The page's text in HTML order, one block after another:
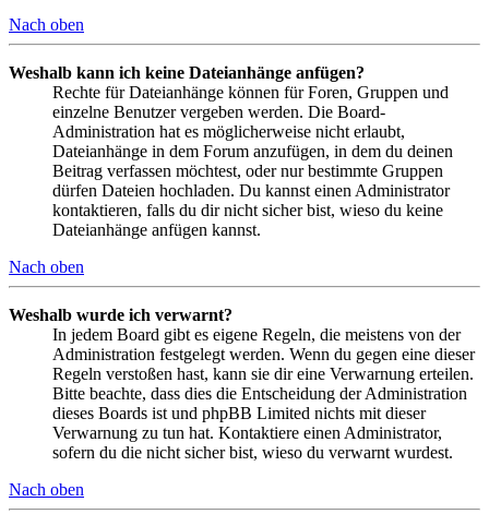
Nach oben
Weshalb kann ich keine Dateianhänge anfügen?
Rechte für Dateianhänge können für Foren, Gruppen und
einzelne Benutzer vergeben werden. Die Board-
Administration hat es möglicherweise nicht erlaubt,
Dateianhänge in dem Forum anzufügen, in dem du deinen
Beitrag verfassen möchtest, oder nur bestimmte Gruppen
dürfen Dateien hochladen. Du kannst einen Administrator
kontaktieren, falls du dir nicht sicher bist, wieso du keine
Dateianhänge anfügen kannst.
Nach oben
Weshalb wurde ich verwarnt?
In jedem Board gibt es eigene Regeln, die meistens von der
Administration festgelegt werden. Wenn du gegen eine dieser
Regeln verstoßen hast, kann sie dir eine Verwarnung erteilen.
Bitte beachte, dass dies die Entscheidung der Administration
dieses Boards ist und phpBB Limited nichts mit dieser
Verwarnung zu tun hat. Kontaktiere einen Administrator,
sofern du die nicht sicher bist, wieso du verwarnt wurdest.
Nach oben